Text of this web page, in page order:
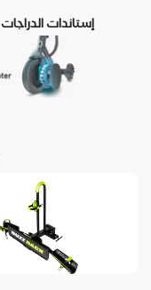
إستاندات الدراجات